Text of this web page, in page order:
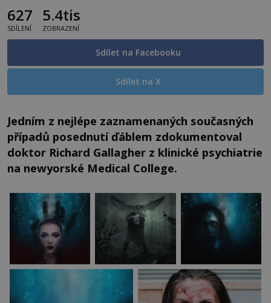
627
SDÍLENÍ
5.4tis
ZOBRAZENÍ
Sdílet na Facebooku
Sdílet na X
Jedním z nejlépe zaznamenaných současných
případů posednutí ďáblem zdokumentoval
doktor Richard Gallagher z klinické psychiatrie
na newyorské Medical College.